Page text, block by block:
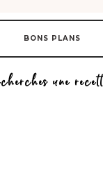
BONS PLANS